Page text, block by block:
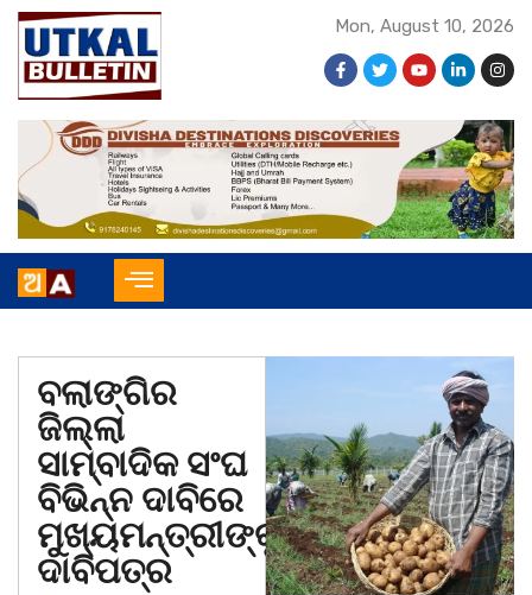
Mon, August 10, 2026
ବଲାଙ୍ଗିର
ଜିଲ୍ଲା
ସାମ୍ବାଦିକ ସଂଘ
ବିଭିନ୍ନ ଦାବିରେ
ମୁଖ୍ୟମନ୍ତ୍ରୀଙ୍କୁ
ଦାବିପତ୍ର